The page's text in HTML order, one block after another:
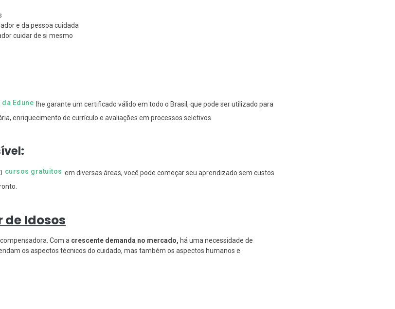
e da pessoa cuidada
cuidar de si mesmo
Edune
lhe garante um certificado válido em todo o Brasil, que pode ser utilizado para
enriquecimento de currículo e avaliações em processos seletivos.
cursos gratuitos em diversas áreas, você pode começar seu aprendizado sem custos
Idosos
Com a crescente demanda no mercado, há uma necessidade de
os aspectos técnicos do cuidado, mas também os aspectos humanos e